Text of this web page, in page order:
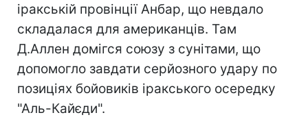
іракській провінції Анбар, що невдало
складалася для американців. Там
Д.Аллен домігся союзу з сунітами, що
допомогло завдати серйозного удару по
позиціях бойовиків іракського осередку
"Аль-Кайєди".